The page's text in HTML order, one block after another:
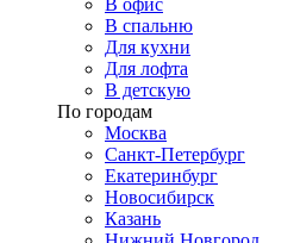
В офис
В спальню
Для кухни
Для лофта
В детскую
По городам
Москва
Санкт-Петербург
Екатеринбург
Новосибирск
Казань